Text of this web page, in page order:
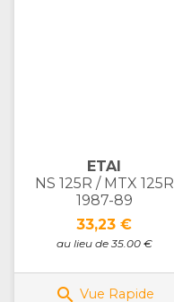
ETAI
NS 125R / MTX 125R
1987-89
Prix
33,23 €
au lieu de 35.00 €
 Vue Rapide